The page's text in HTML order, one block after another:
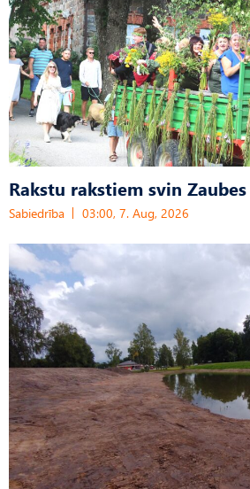
Rakstu rakstiem svin
Sabiedrība 03:00, 7. Aug, 2026